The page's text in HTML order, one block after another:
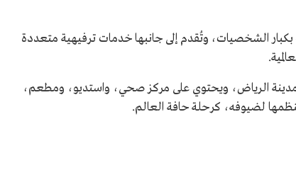
الشخصيات، وتُقدم إلى جانبها خدمات ترفيهية متعددة
وجناحًا تطل على مدينة الرياض، ويحتوي على مركز صحي، واستديو، ومطعم،
لضيوفه، كرحلة حافة العالم.